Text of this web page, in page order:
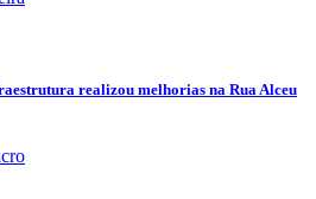
realizou melhorias na Rua Alceu